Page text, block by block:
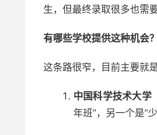
生，但最终录取很多也需
有哪些学校提供这种机会？
这条路很窄，目前主要就
中国科学技术大学
年班”，另一个是“少